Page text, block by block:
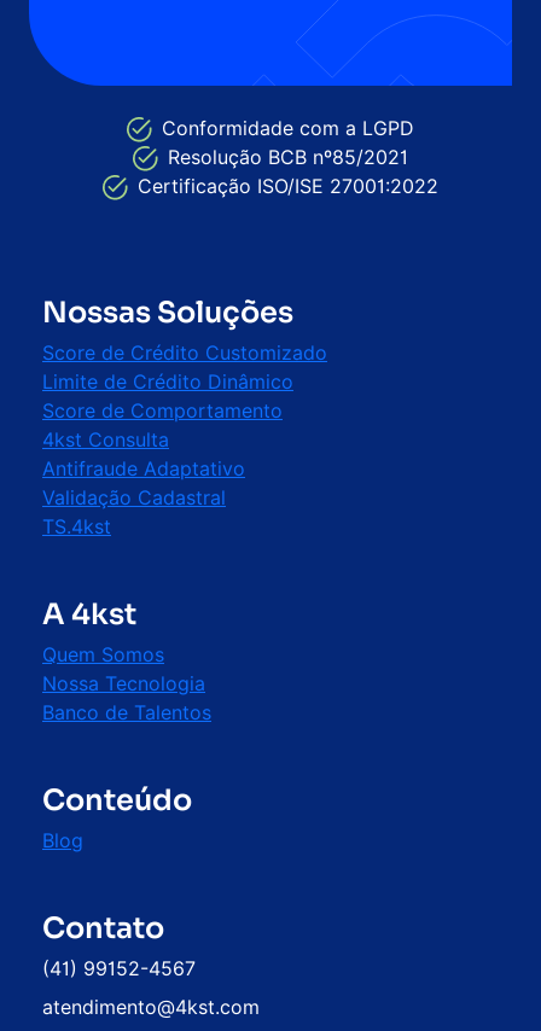
Conformidade com a LGPD
Resolução BCB nº85/2021
Certificação ISO/ISE 27001:2022
A 4kst
Quem Somos
Nossa Tecnologia
Banco de Talentos
Nossas Soluções
Score de Crédito Customizado
Limite de Crédito Dinâmico
Score de Comportamento
4kst Consulta
Antifraude Adaptativo
Validação Cadastral
TS.4kst
Conteúdo
Blog
Contato
(41) 99152-4567
atendimento@4kst.com